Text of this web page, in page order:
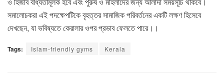
সমালোচকরা এই পদক্ষেপটিকে বৃহত্তর সামাজিক পরিবর্তনের একটি লক্ষণ হিসেবে
দেখছেন, যা ভবিষ্যতে কেরালার ওপর প্রভাব ফেলতে পারে।।
Tags: Islam-friendly gyms Kerala